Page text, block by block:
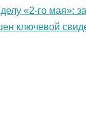
«2-го мая»:
ключевой